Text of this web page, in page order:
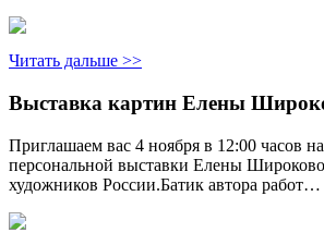
Читать дальше >>
Выставка картин Елены
Приглашаем вас 4 ноября в 12:00 часов
персональной выставки Елены
художников России.Батик автора работ…